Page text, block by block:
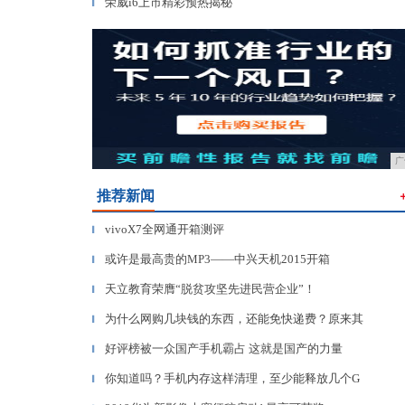
▎
推荐新闻
▎ vivoX7全网通开箱测评
▎ 或许是最高贵的MP3——中兴天机2015开箱
▎ 天立教育荣膺“脱贫攻坚先进民营企业”！
▎ 为什么网购几块钱的东西，还能免快递费？原来其
▎ 好评榜被一众国产手机霸占 这就是国产的力量
▎ 你知道吗？手机内存这样清理，至少能释放几个G